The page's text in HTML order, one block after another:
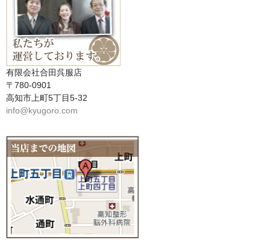
有限会社合田呉服店
〒780-0901
高知市上町5丁目5-32
info@kyugoro.com